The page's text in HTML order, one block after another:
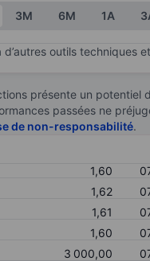
3M 6M 1A
outils techniques
présente un
passées ne
de non-responsabilité.
1,60
1,62
1,61
1,60
3 000,00